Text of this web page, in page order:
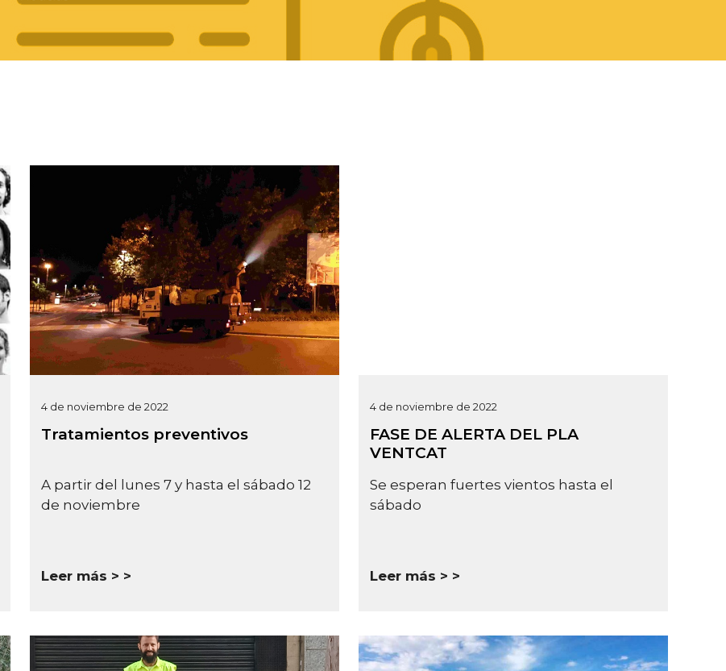
4 de noviembre de 2022
Tratamientos preventivos
A partir del lunes 7 y hasta el sábado 12
de noviembre
Leer más >
4 de noviembre de 2022
FASE DE ALERTA DEL PLA
VENTCAT
Se esperan fuertes vientos hasta el
sábado
Leer más >